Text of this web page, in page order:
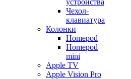
устройства
Чехол-
клавиатура
Колонки
Homepod
Homepod
mini
Apple TV
Apple Vision Pro